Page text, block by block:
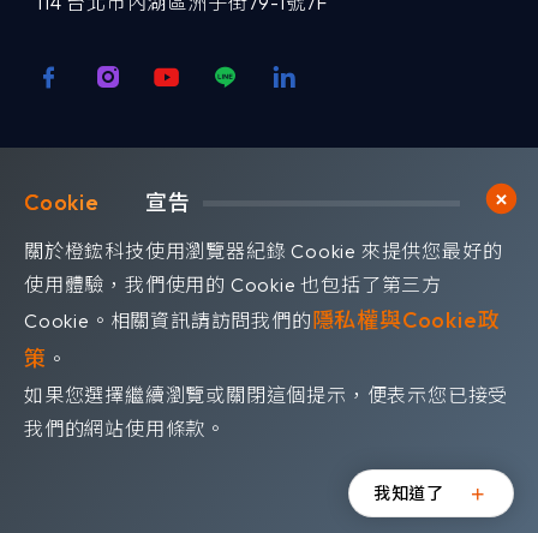
©OrangeRed Technology CO. LTD. All rights reserved.
Design byWDD. 隱私權政策
宣告
關於橙鋐科技使用瀏覽器紀錄 Cookie 來提供您最好的
使用體驗，我們使用的 Cookie 也包括了第三方
Cookie。相關資訊請訪問我們的隱私權與Cookie政
策 。
如果您選擇繼續瀏覽或關閉這個提示，便表示您已接受
我們的網站使用條款。
我知道了